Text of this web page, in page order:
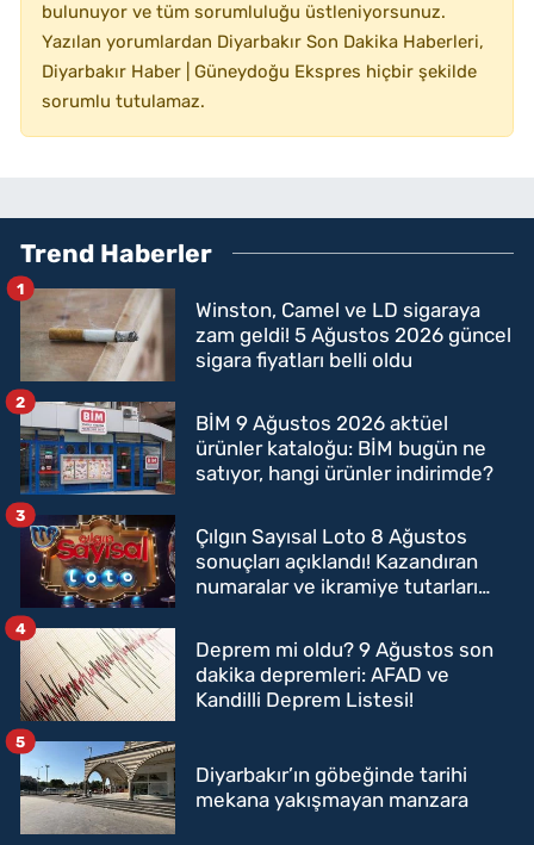
bulunuyor ve tüm sorumluluğu üstleniyorsunuz.
Yazılan yorumlardan Diyarbakır Son Dakika Haberleri,
Diyarbakır Haber | Güneydoğu Ekspres hiçbir şekilde
sorumlu tutulamaz.
Trend Haberler
Winston, Camel ve LD sigaraya
zam geldi! 5 Ağustos 2026 güncel
sigara fiyatları belli oldu
1
BİM 9 Ağustos 2026 aktüel
ürünler kataloğu: BİM bugün ne
satıyor, hangi ürünler indirimde?
2
Çılgın Sayısal Loto 8 Ağustos
sonuçları açıklandı! Kazandıran
numaralar ve ikramiye tutarları
3
Deprem mi oldu? 9 Ağustos son
dakika depremleri: AFAD ve
Kandilli Deprem Listesi!
4
Diyarbakır’ın göbeğinde tarihi
mekana yakışmayan manzara
5